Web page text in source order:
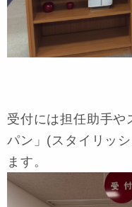
受付には担任助手や
パン」(スタイリッ
ます。